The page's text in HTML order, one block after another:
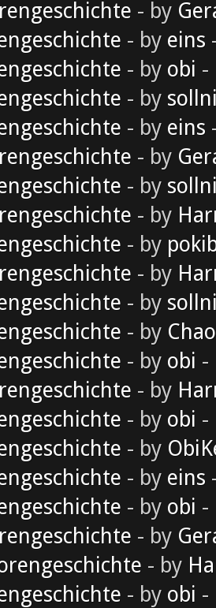
- by
- by eins
- by obi -
- by
- by eins
- by
- by
- by
- by
- by
- by
- by
- by obi -
- by
- by obi -
- by
- by eins
- by obi -
- by
- by
- by obi -